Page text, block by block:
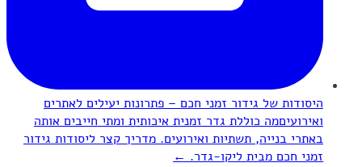
היסודות של גידור זמני חכם – פתרונות יעילים לאתרים
ואירועיםמה כוללת גדר זמנית איכותית ומתי חייבים אותה
באתרי בנייה, תשתיות ואירועים. מדריך קצר ליסודות גידור
זמני חכם מבית ליקו-גדר. ←